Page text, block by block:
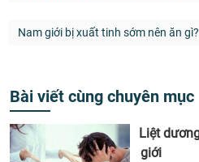
Nam giới bị xuất tinh sớm nên ăn gì?
Bài viết cùng chuyên mục
Liệt
giới